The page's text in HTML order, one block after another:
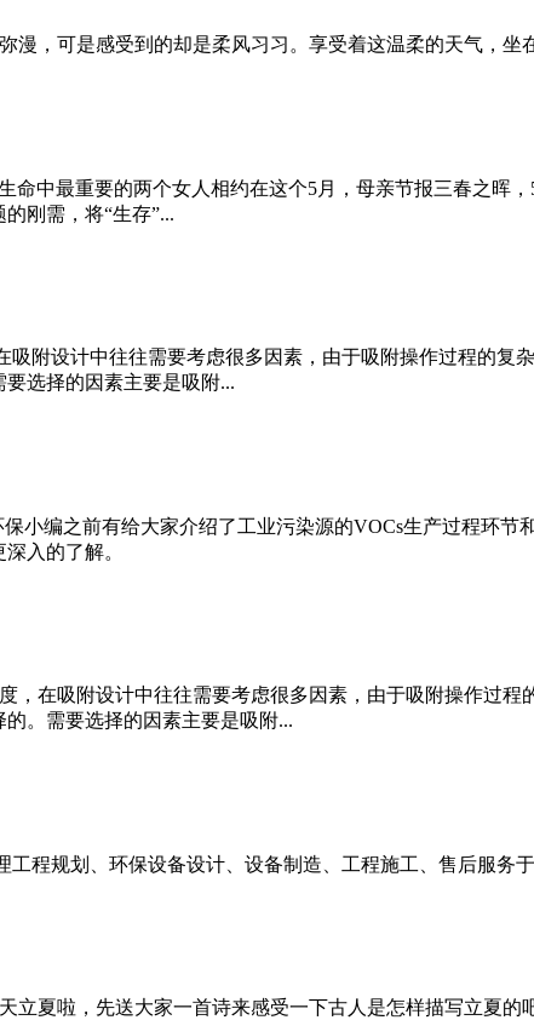
漫，可是感受到的却是柔风习习。享受着这温柔的天气，坐
命中最重要的两个女人相约在这个5月，母亲节报三春之晖
刚需，将“生存”...
吸附设计中往往需要考虑很多因素，由于吸附操作过程的复
选择的因素主要是吸附...
保小编之前有给大家介绍了工业污染源的VOCs生产过程环
入的了解。
，在吸附设计中往往需要考虑很多因素，由于吸附操作过
。需要选择的因素主要是吸附...
程规划、环保设备设计、设备制造、工程施工、售后服务
立夏啦，先送大家一首诗来感受一下古人是怎样描写立夏